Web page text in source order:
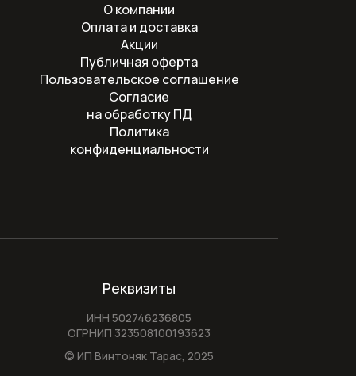
О компании
Оплата и доставка
Акции
Публичная оферта
Пользовательское соглашение
Согласие
на обработку ПД
Политика
конфиденциальности
Реквизиты
ИНН 502746236805
ОГРНИП 323508100193623
© ИП Винтоняк Тарас, 2025